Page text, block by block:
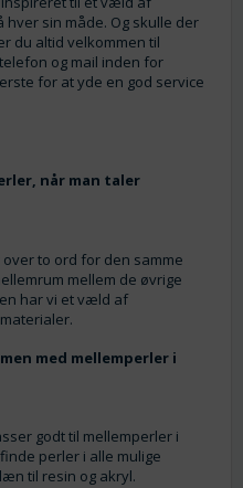
sin måde. Og skulle der
du altid velkommen til
og mail inden for
for at yde en god service
når man taler
to ord for den samme
mellem de øvrige
har vi et væld af
med mellemperler i
godt til mellemperler i
perler i alle mulige
til resin og akryl.